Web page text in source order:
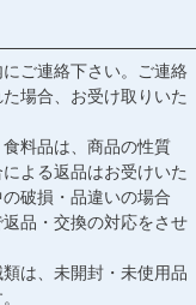
ご連絡下さい。ご連絡
場合、お受け取りいた
料品は、商品の性質
による返品はお受けいた
破損・品違いの場合
品・交換の対応をさせ
は、未開封・未使用品